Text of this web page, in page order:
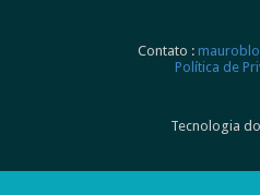
Contato :
Política de
Tecnologia do